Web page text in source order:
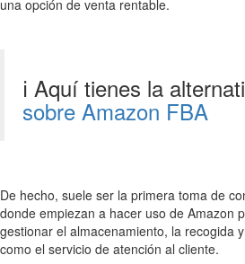
una opción de venta rentable.
ℹ️ Aquí tienes la
sobre Amazon FBA
De hecho, suele ser la primera toma de
donde empiezan a hacer uso de Amazon
gestionar el almacenamiento, la recogida
como el servicio de atención al cliente.